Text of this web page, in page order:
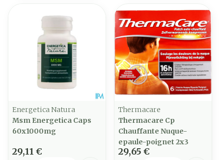
Energetica Natura
Msm Energetica Caps
60x1000mg
29,11 €
Thermacare
Thermacare Cp
Chauffante Nuque-
epaule-poignet 2x3
29,65 €